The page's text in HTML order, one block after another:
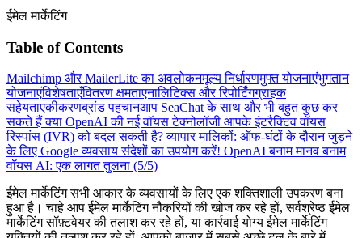
ईमेल मार्केटिंग
Table of Contents
Mailchimp और MailerLite का अवलोकनमूल्य निर्धारणमुफ्त योजनाएंभुगतान
योजनाएंविशेषताएँवितरण क्षमताएनालिटिक्स और रिपोर्टिंगग्राहक
सहेयताएकीकरणब्रांड पहचानआप SeaChat के साथ और भी बहुत कुछ कर
सकते हैंक्या OpenAI की नई वॉयस टेक्नोलॉजी आपके इंटरैक्टिव वॉयस
रिस्पांस (IVR) को बदल सकती है?व्यापार मालिकों: ऑफ-घंटों के दौरान जुड़ने
के लिए Google व्यवसाय संदेशों का उपयोग करें! OpenAI बनाम मानव बनाम
वॉयस AI: एक लागत तुलना (5/5)
ईमेल मार्केटिंग सभी आकार के व्यवसायों के लिए एक शक्तिशाली उपकरण बना
हुआ है। चाहे आप ईमेल मार्केटिंग नौकरियों की खोज कर रहे हों, सर्वश्रेष्ठ ईमेल
मार्केटिंग सॉफ़्टवेयर की तलाश कर रहे हों, या कार्रवाई योग्य ईमेल मार्केटिंग